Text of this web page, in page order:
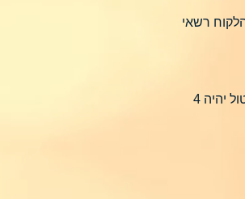
רשאי
לאדם עם מוגבלות, אזרח ותיק או עולה חדש יחולו ההוראות הקבועות בחוק הגנת הצרכן , כך שככל שיש זכות ביטול , זמן הביטול יהיה 4